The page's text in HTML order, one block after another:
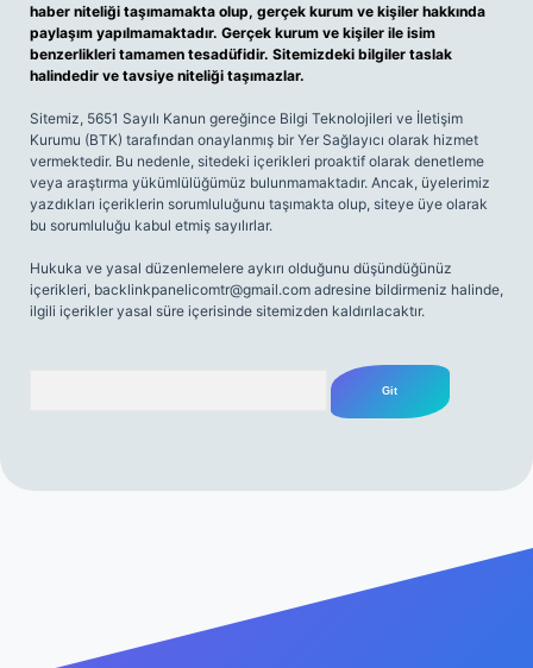
haber niteliği taşımamakta olup, gerçek kurum ve kişiler hakkında
paylaşım yapılmamaktadır. Gerçek kurum ve kişiler ile isim
benzerlikleri tamamen tesadüfidir. Sitemizdeki bilgiler taslak
halindedir ve tavsiye niteliği taşımazlar.
Sitemiz, 5651 Sayılı Kanun gereğince Bilgi Teknolojileri ve İletişim
Kurumu (BTK) tarafından onaylanmış bir Yer Sağlayıcı olarak hizmet
vermektedir. Bu nedenle, sitedeki içerikleri proaktif olarak denetleme
veya araştırma yükümlülüğümüz bulunmamaktadır. Ancak, üyelerimiz
yazdıkları içeriklerin sorumluluğunu taşımakta olup, siteye üye olarak
bu sorumluluğu kabul etmiş sayılırlar.
Hukuka ve yasal düzenlemelere aykırı olduğunu düşündüğünüz
içerikleri, backlinkpanelicomtr@gmail.com adresine bildirmeniz halinde,
ilgili içerikler yasal süre içerisinde sitemizden kaldırılacaktır.